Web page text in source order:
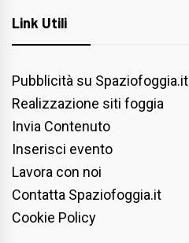
Link Utili
Pubblicità su Spaziofoggia.it
Realizzazione siti foggia
Invia Contenuto
Inserisci evento
Lavora con noi
Contatta Spaziofoggia.it
Cookie Policy